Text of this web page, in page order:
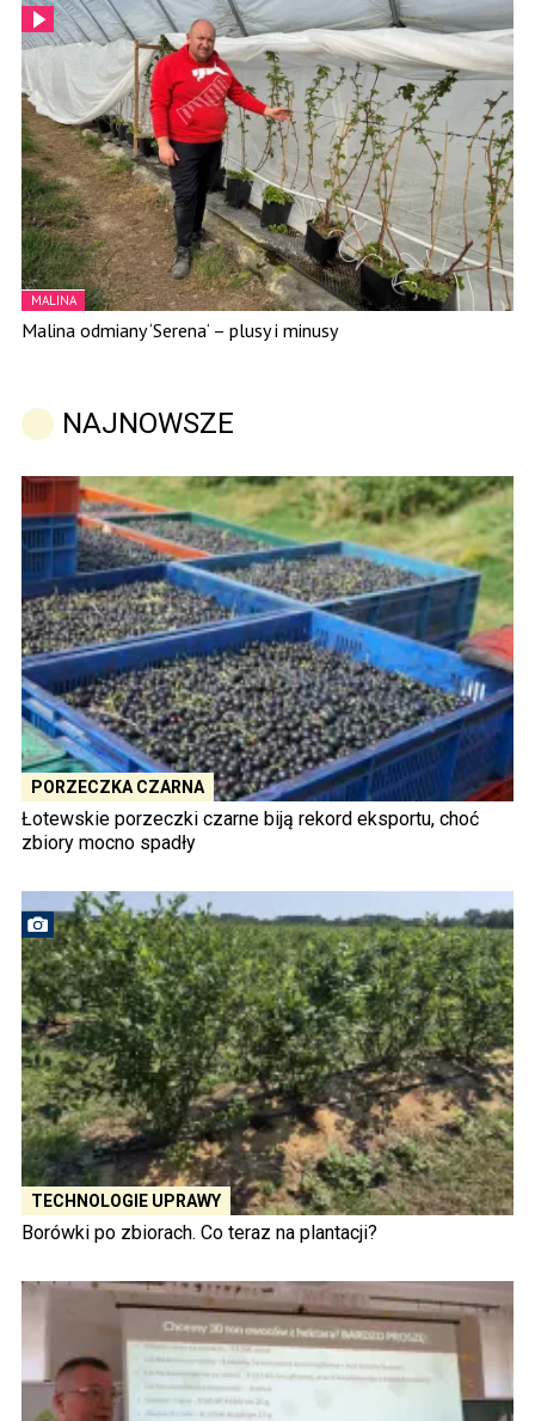
MALINA
Malina odmiany ‘Serena‘ – plusy i minusy
NAJNOWSZE
PORZECZKA CZARNA
Łotewskie porzeczki czarne biją rekord eksportu, choć
zbiory mocno spadły
TECHNOLOGIE UPRAWY
Borówki po zbiorach. Co teraz na plantacji?